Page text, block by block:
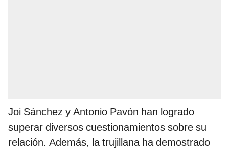
Joi Sánchez y Antonio Pavón han logrado
superar diversos cuestionamientos sobre su
relación. Además, la trujillana ha demostrado